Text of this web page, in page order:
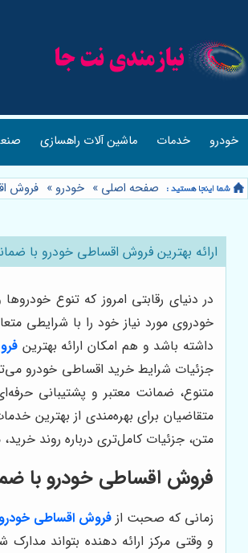
خودرو خدمات ماشین آلات راهسازی
صفحه اصلی » خودرو » فروش
ارائه بهترین فروش اقساطی خودرو با
در دنیای رقابتی امروز که تنوع
خودروی مورد نیاز خود را با شرایطی
داشته باشد و هم امکان ارائه بهترین
جزئیات شرایط خرید اقساطی خودرو
متنوع، ضمانت معتبر و پشتیبانی
متقاضیان برای بهره‌مندی از بهترین
متن، جزئیات کامل‌تری درباره روند
فروش اقساطی خودرو با
زمانی که صحبت ازفروش اقساطی خودرو
و وقتی مرکز ارائه دهنده بتواند